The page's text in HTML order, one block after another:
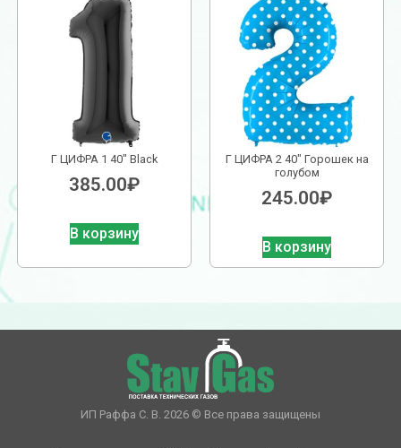
Г ЦИФРА 1 40″ Black
385.00₽
В корзину
Г ЦИФРА 2 40″ Горошек на
голубом
245.00₽
В корзину
ИП Раффа С. В. 2026 © Все права защищены